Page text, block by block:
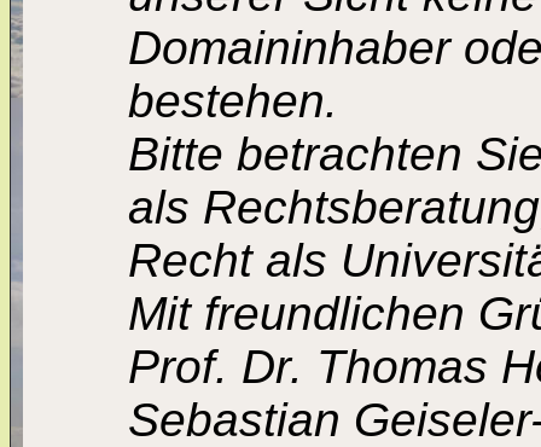
Domaininhaber
bestehen.
Bitte betrachten
als
Recht als
Mit freundlichen
Prof. Dr. Thomas
Sebastian